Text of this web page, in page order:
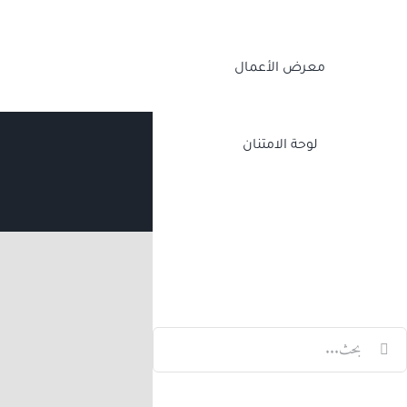
معرض الأعمال
لوحة الامتنان
البحث
عن: